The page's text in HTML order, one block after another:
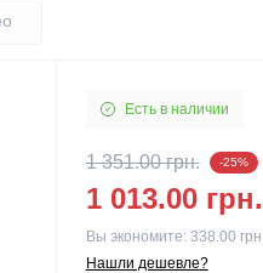
Есть в наличии
1 351.00 грн. -25%
1 013.00 грн.
Вы экономите: 338.00 грн.
Нашли дешевле?